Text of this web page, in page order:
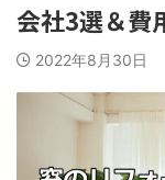
会社3選＆費
2022年8月30日